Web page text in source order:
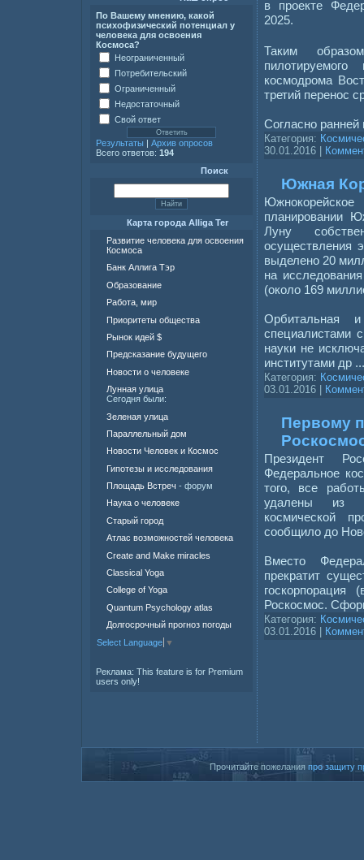
По Вашему мнению, какой
психофизический потенциал у
человека для освоения
Космоса?
Неограниченный
Потребительский
Ограниченный
Недостаточный
Свой ответ
Результаты | Архив опросов
Всего ответов: 194
Поиск
Карта города Alliga Ter
Развитие человека для освоения
Космоса
Банк Аллига Тэр
Образование
Работа, мир
Приоритеты общества
Рынок идей $
Предсказание будущего
Новости о человеке
Лунная улица
Сегодня были:
Зеленая улица
Параллельный дом
Новости Человек и Космос
Гипотезы и исследования
Площадь Встреч - форум
Наука о человеке
Старый город
Атлас возможностей человека
Create and Make miracles
Classical Yoga
College of Yoga
Quantum Psychology atlas
Долгосрочный прогноз погоды
Select Language ▼
Реклама: This feature is for Premium
users only!
в проекте
2025.
Таким
космодрома
третий перенос
Согласно
Категория:
30.01.2016 |
Южная
планировании
Луну
осуществления
выделено 20
на
(около 169
Орбитальная
специалистами
науки не
институтами др
Категория:
03.01.2016 |
Первому
Президент
Федеральное
того, все
удалены из
космической
сообщило до
Вместо
прекратит
госкорпорация
Роскосмос.
Категория:
03.01.2016 |
Прочитайте пожелания про защиту